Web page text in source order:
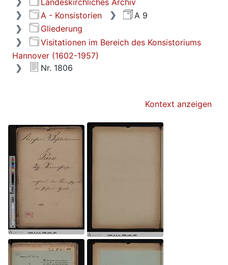
A - Konsistorien
A 9
Gliederung
Visitationen im Bereich des Konsistoriums
Hannover (1602-1957)
Nr. 1806
Kontext anzeigen